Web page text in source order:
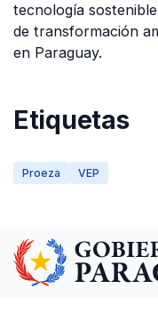
tecnología
de transformación
en Paraguay.
Etiquetas
Proeza VEP